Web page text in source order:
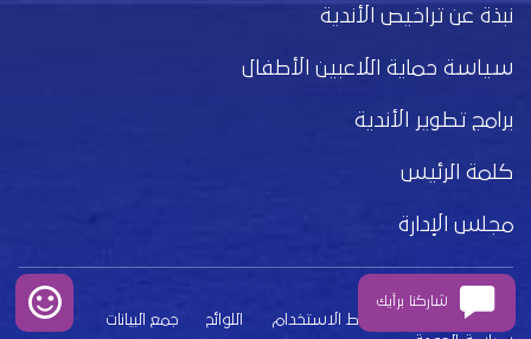
نبذة عن تراخيص الأندية
سياسة حماية اللاعبين الأطفال
برامج تطوير الأندية
كلمة الرئيس
مجلس الإدارة
بيان الخصوصية شروط الاستخدام اللوائح
جمع البيانات
شاركنا برأيك